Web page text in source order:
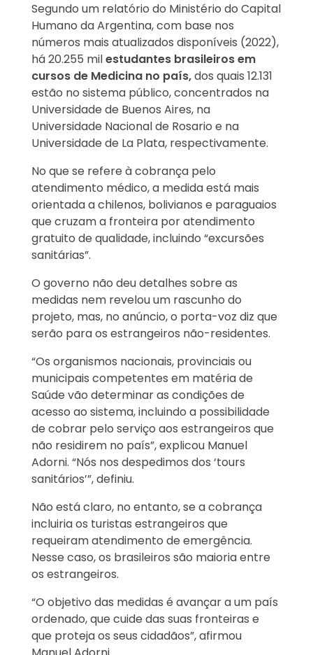
Segundo um relatório do Ministério do Capital
Humano da Argentina, com base nos
números mais atualizados disponíveis (2022),
há 20.255 milestudantes brasileiros em
cursos de Medicina no país,dos quais 12.131
estão no sistema público, concentrados na
Universidade de Buenos Aires, na
Universidade Nacional de Rosario e na
Universidade de La Plata, respectivamente.
No que se refere à cobrança pelo
atendimento médico, a medida está mais
orientada a chilenos, bolivianos e paraguaios
que cruzam a fronteira por atendimento
gratuito de qualidade, incluindo “excursões
sanitárias”.
O governo não deu detalhes sobre as
medidas nem revelou um rascunho do
projeto, mas, no anúncio, o porta-voz diz que
serão para os estrangeiros não-residentes.
“Os organismos nacionais, provinciais ou
municipais competentes em matéria de
Saúde vão determinar as condições de
acesso ao sistema, incluindo a possibilidade
de cobrar pelo serviço aos estrangeiros que
não residirem no país”, explicou Manuel
Adorni. “Nós nos despedimos dos ‘tours
sanitários’”, definiu.
Não está claro, no entanto, se a cobrança
incluiria os turistas estrangeiros que
requeiram atendimento de emergência.
Nesse caso, os brasileiros são maioria entre
os estrangeiros.
“O objetivo das medidas é avançar a um país
ordenado, que cuide das suas fronteiras e
que proteja os seus cidadãos”, afirmou